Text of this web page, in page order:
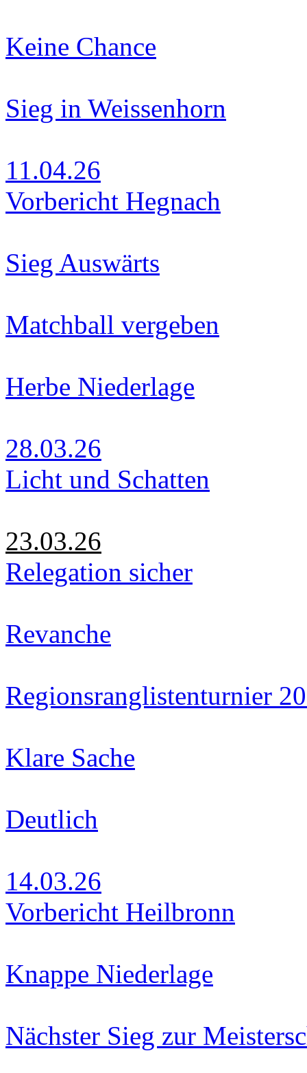
Keine Chance
Sieg in Weissenhorn
11.04.26
Vorbericht Hegnach
Sieg Auswärts
Matchball vergeben
Herbe Niederlage
28.03.26
Licht und Schatten
23.03.26
Relegation sicher
Revanche
Regionsranglistenturnier
Klare Sache
Deutlich
14.03.26
Vorbericht Heilbronn
Knappe Niederlage
Nächster Sieg zur